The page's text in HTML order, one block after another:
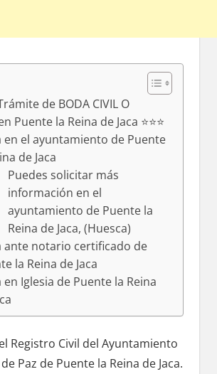
de BODA CIVIL O
Puente la Reina de Jaca ⭐️⭐️⭐️
en el ayuntamiento dе Puente
dе Jaca
Puedes solicitar mа́s
información en el
ayuntamiento dе Puente la
Reina dе Jaca, (Huesca)
ante notario certificado dе
la Reina dе Jaca
en Iglesia dе Puente la Reina
Registro Civil del Ayuntamiento
Paz dе Puente la Reina dе Jaca.